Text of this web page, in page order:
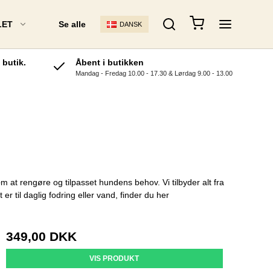
FODAX Barf
Hundefoder
Råfoder
Acana Kattefoder
Leonardo
Se alle DANSK
butik. Åbent i butikken
Mandag - Fredag 10.00 - 17.30 & Lørdag 9.00 - 13.00
at rengøre og tilpasset hundens behov. Vi tilbyder alt fra
til daglig fodring eller vand, finder du her
349,00 DKK
VIS PRODUKT